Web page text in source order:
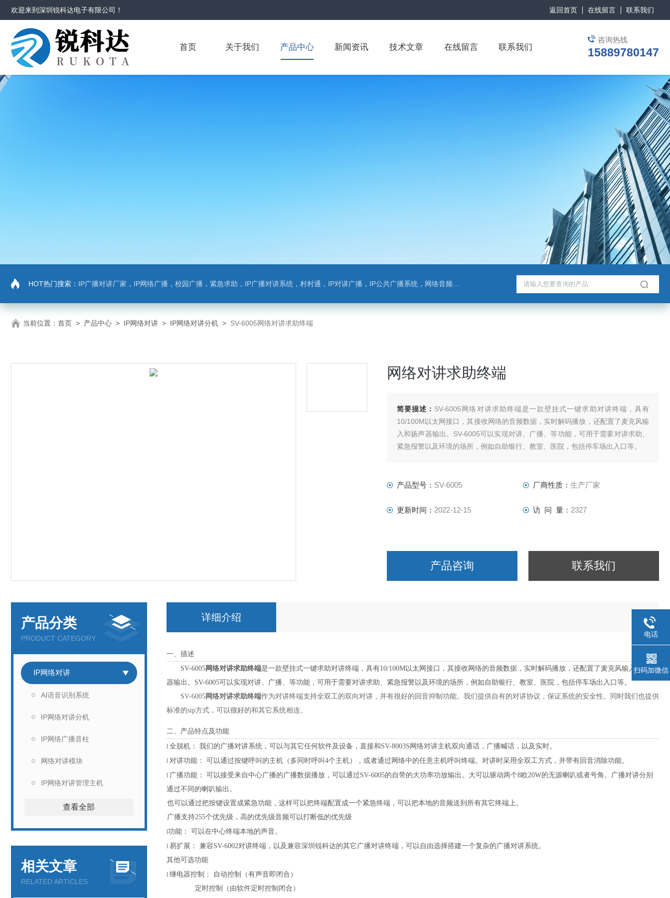
欢迎来到深圳锐科达电子有限公司 ！ 返回首页 在线留言 联系我们
咨询热线
15889780147
首页 关于我们 产品中心 新闻资讯 技术文章 在线留言 联系我们
HOT热门搜索： IP广播对讲厂家，IP网络广播，校园广播，紧急求助，IP广播对讲系统，村村通，IP对讲广播，IP公共广播系统，网络音频模块，银行对讲，背景音乐，网络录播，班班通
当前位置： 首页 > 产品中心 > IP网络对讲 > IP网络对讲分机 > SV-6005网络对讲求助终端
网络对讲求助终端
简要描述： SV-6005网络对讲求助终端是一款壁挂式一键求助对讲终端，具有
10/100M以太网接口，其接收网络的音频数据，实时解码播放，还配置了麦克风输
入和扬声器输出。SV-6005可以实现对讲、广播、等功能，可用于需要对讲求助、
紧急报警以及环境的场所，例如自助银行、教室、医院，包括停车场出入口等。
产品型号： SV-6005 厂商性质： 生产厂家
更新时间： 2022-12-15 访 问 量： 2327
产品咨询 联系我们
产品分类
PRODUCT CATEGORY
IP网络对讲
AI语音识别系统
IP网络对讲分机
IP网络广播音柱
网络对讲模块
IP网络对讲管理主机
查看全部
相关文章
RELATED ARTICLES
详细介绍
一、描述
SV-6005网络对讲求助终端是一款壁挂式一键求助对讲终端，具有10/100M以太网接口，其接收网络的音频数据，实时解码播放，还配置了麦克风输入和扬声
器输出。SV-6005可以实现对讲、广播、等功能，可用于需要对讲求助、紧急报警以及环境的场所，例如自助银行、教室、医院，包括停车场出入口等。
SV-6005网络对讲求助终端作为对讲终端支持全双工的双向对讲，并有很好的回音抑制功能。我们提供自有的对讲协议，保证系统的安全性。同时我们也提供
标准的sip方式，可以很好的和其它系统相连。
二、产品特点及功能
l 全脱机： 我们的广播对讲系统，可以与其它任何软件及设备，直接和 SV-8003S网络对讲主机双向通话，广播喊话，以及实时。
l 对讲功能： 可以通过按键呼叫的主机（多同时呼叫 4个主机），或者通过网络中的任意主机呼叫终端。对讲时采用全双工方式，并带有回音消除功能。
l 广播功能： 可以接受来自中心广播的广播数据播放，可以通过SV-6005的自带的大功率功放输出。大可以驱动两个8欧20W的无源喇叭或者号角。广播对讲分别
通过不同的喇叭输出。
也可以通过把按键设置成紧急功能，这样可以把终端配置成一个紧急终端，可以把本地的音频送到所有其它终端上。
广播支持255个优先级，高的优先级音频可以打断低的优先级
l功能： 可以在中心终端本地的声音。
l 易扩展： 兼容SV-6002对讲终端，以及兼容深圳锐科达的其它广播对讲终端，可以自由选择搭建一个复杂的广播对讲系统。
其他可选功能
l 继电器控制：
自动控制（有声音即闭合）
定时控制（由软件定时控制闭合）
电话
扫码加微信